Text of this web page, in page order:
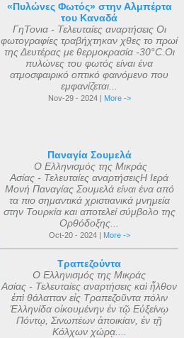
«Πυλώνες Φωτός» στην Αλμπέρτα
του Καναδά
ΓηΤονια - Τελευταίες αναρτήσεις Οι
φωτογραφίες τραβήχτηκαν χθες το πρωί
της Δευτέρας με θερμοκρασία -30°C.Οι
πυλώνες του φωτός είναι ένα
ατμοσφαιρικό οπτικό φαινόμενο που
εμφανίζεται...
Nov-29 - 2024 | More ->
Παναγία Σουμελά
Ο Ελληνισμός της Μικράς
Ασίας - Τελευταίες αναρτήσειςΗ Ιερά
Μονή Παναγίας Σουμελά είναι ένα από
τα πιο σημαντικά χριστιανικά μνημεία
στην Τουρκία και αποτελεί σύμβολο της
Ορθόδοξης...
Oct-20 - 2024 | More ->
Τραπεζούντα
Ο Ελληνισμός της Μικράς
Ασίας - Τελευταίες αναρτήσεις καὶ ἦλθον
ἐπὶ θάλατταν εἰς Τραπεζοῦντα πόλιν
Ἑλληνίδα οἰκουμένην ἐν τῷ Εὐξείνῳ
Πόντῳ, Σινωπέων ἀποικίαν, ἐν τῇ
Κόλχων χώρᾳ....